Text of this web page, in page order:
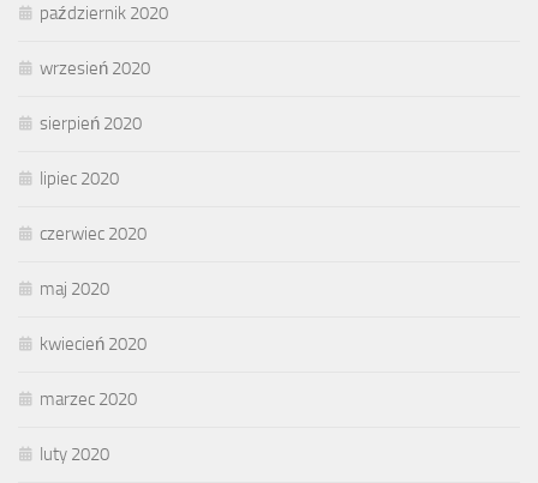
październik 2020
wrzesień 2020
sierpień 2020
lipiec 2020
czerwiec 2020
maj 2020
kwiecień 2020
marzec 2020
luty 2020